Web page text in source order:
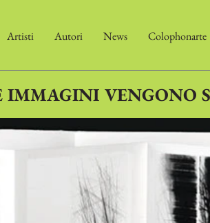
Artisti Autori News Colophonarte
IMMAGINI VENGONO